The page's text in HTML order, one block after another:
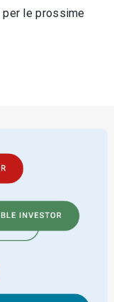
per le prossime